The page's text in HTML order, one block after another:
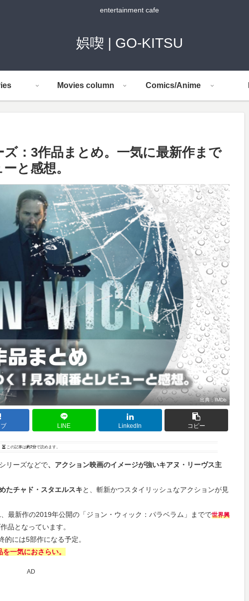
entertainment cafe
娯喫 | GO-KITSU
Movies column Comics/Anime
ズ：3作品まとめ。一気に最新作まで
と感想。
出典： IMDb
LINE LinkedIn コピー
この記事は約7分で読めます。
リーズなどで、アクション映画のイメージが強いキアヌ・リーヴス主
たチャド・スタエルスキと、斬新かつスタイリッシュなアクションが見
最新作の2019年公開の「ジョン・ウィック：パラベラム」までで世界興
品となっています。
には5部作になる予定。
一気におさらい。
AD